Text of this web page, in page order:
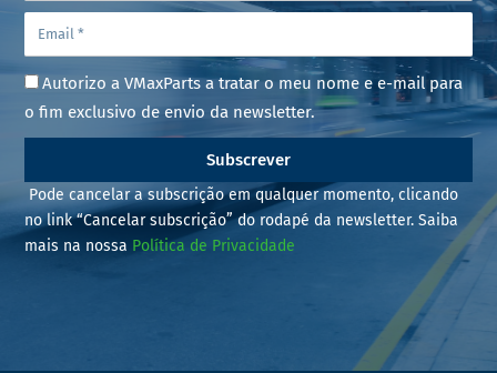
Autorizo a VMaxParts a tratar o meu nome e e-mail para
o fim exclusivo de envio da newsletter.
Subscrever
Pode cancelar a subscrição em qualquer momento, clicando
no link “Cancelar subscrição” do rodapé da newsletter. Saiba
mais na nossa Política de Privacidade